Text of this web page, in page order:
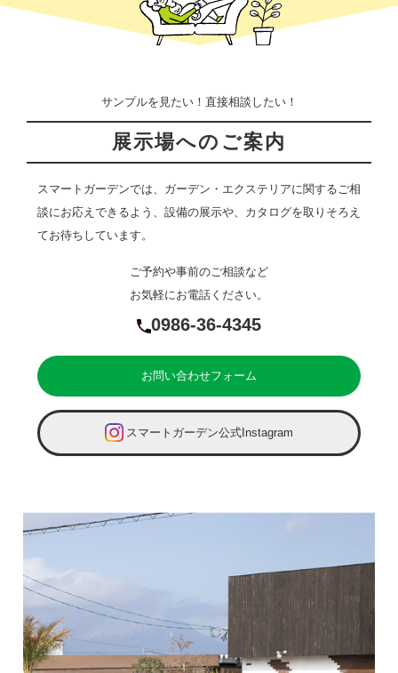
サンプルを見たい！直接相談したい！
展示場へのご案内
スマートガーデンでは、ガーデン・エクステリアに関するご相
談にお応えできるよう、設備の展示や、カタログを取りそろえ
てお待ちしています。
ご予約や事前のご相談など
お気軽にお電話ください。
0986-36-4345
お問い合わせフォーム
スマートガーデン公式Instagram